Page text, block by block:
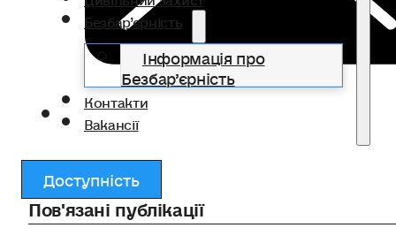
Безбар’єрність
Інформація про
Безбар’єрність
Контакти
Вакансії
Доступність
Пов'язані публікації